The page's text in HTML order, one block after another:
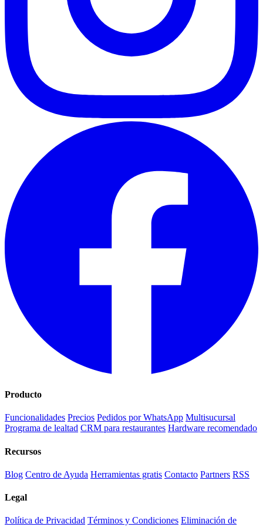
Producto
Funcionalidades Precios Pedidos por WhatsApp Multisucursal
Programa de lealtad CRM para restaurantes Hardware recomendado
Recursos
Blog Centro de Ayuda Herramientas gratis Contacto Partners RSS
Legal
Política de Privacidad Términos y Condiciones Eliminación de